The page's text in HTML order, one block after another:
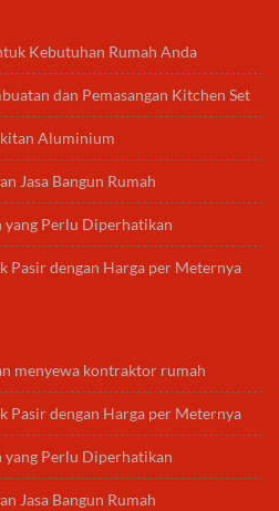
Kebutuhan Rumah Anda
dan Pemasangan Kitchen Set
Aluminium
Jasa Bangun Rumah
yang Perlu Diperhatikan
Pasir dengan Harga per Meternya
menyewa kontraktor rumah
Pasir dengan Harga per Meternya
yang Perlu Diperhatikan
Jasa Bangun Rumah